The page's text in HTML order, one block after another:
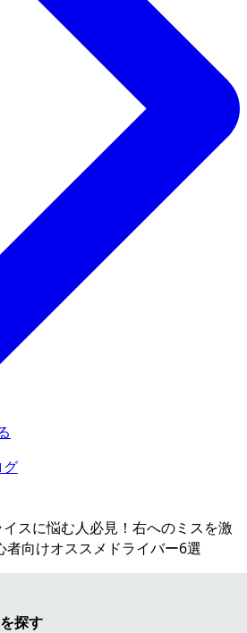
グ
イスに悩む人必見！右へのミスを激
者向けオススメドライバー6選
探す